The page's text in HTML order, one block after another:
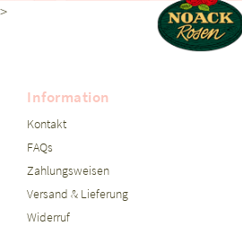
>
Information
Kontakt
FAQs
Zahlungsweisen
Versand & Lieferung
Widerruf